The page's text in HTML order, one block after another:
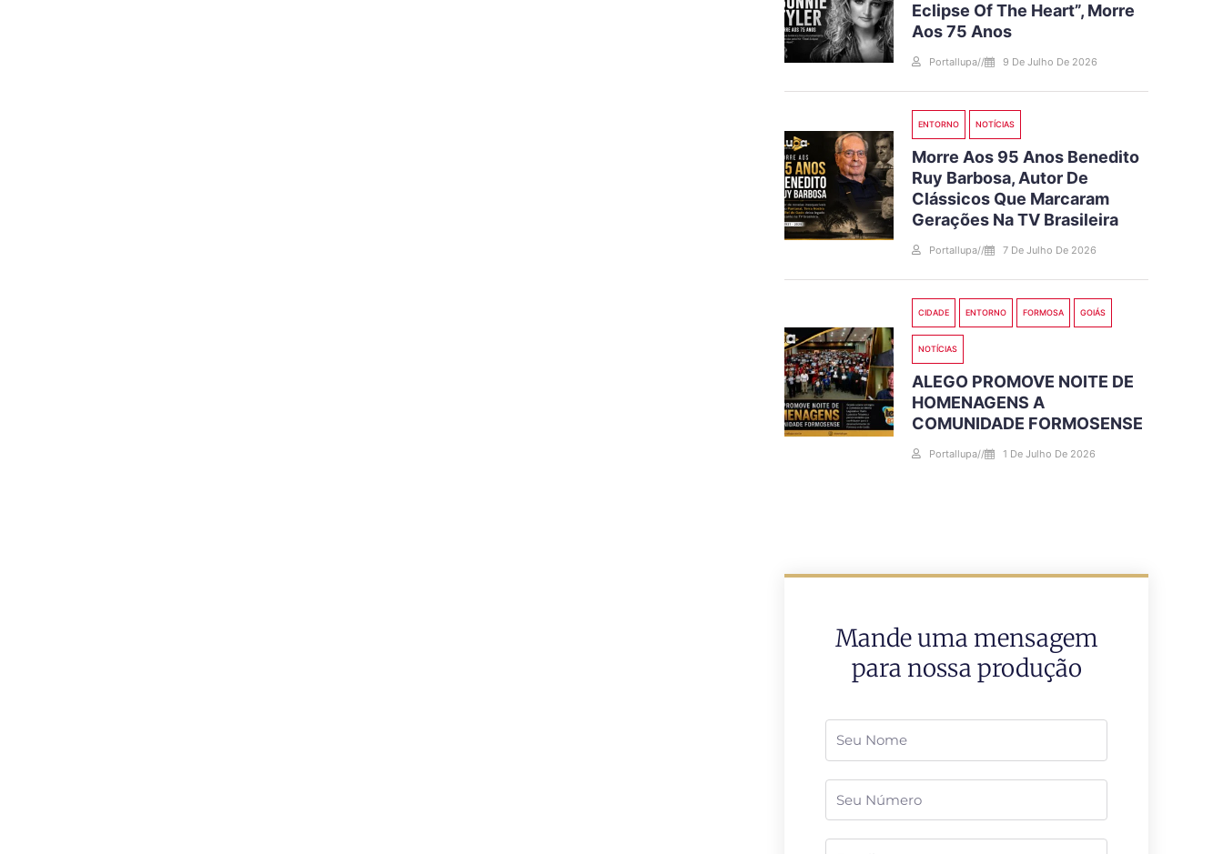
Eclipse Of The Heart”, Morre
Aos 75 Anos
Portallupa// 9 De Julho De 2026
ENTORNO NOTÍCIAS
Morre Aos 95 Anos Benedito
Ruy Barbosa, Autor De
Clássicos Que Marcaram
Gerações Na TV Brasileira
Portallupa// 7 De Julho De 2026
CIDADE ENTORNO FORMOSA GOIÁS
NOTÍCIAS
ALEGO PROMOVE NOITE DE
HOMENAGENS A
COMUNIDADE FORMOSENSE
Portallupa// 1 De Julho De 2026
Mande uma mensagem
para nossa produção